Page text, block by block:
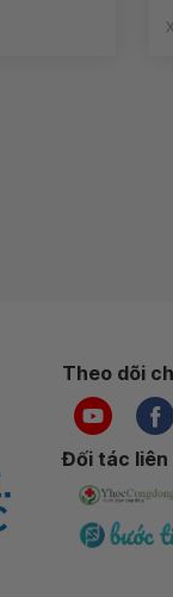
Theo dõi
Đối tác liên